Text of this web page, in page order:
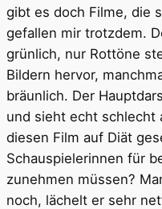
gibt es doch Filme, die
gefallen mir trotzdem.
grünlich, nur Rottöne
Bildern hervor,
bräunlich. Der
und sieht echt schlecht
diesen Film auf Diät
Schauspielerinnen für
zunehmen müssen?
noch, lächelt er sehr